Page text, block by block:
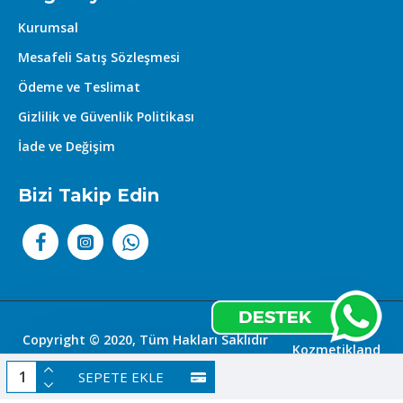
SEPETE EKLE
Kurumsal
Mesafeli Satış Sözleşmesi
Ödeme ve Teslimat
Gizlilik ve Güvenlik Politikası
İade ve Değişim
Bizi Takip Edin
Copyright © 2020, Tüm Hakları Saklıdır
|
Kozmetikland